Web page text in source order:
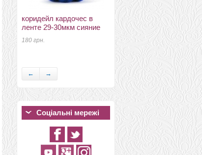
коридейл кардочес в
ленте 29-30мкм сияние
180 грн.
іншій шовк і нефарбовані
волокна Eri Silk Top
натурально білий
50 грн.
← →
Соціальні мережі